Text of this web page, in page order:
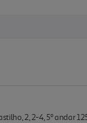
2, 2-4, 5º andar